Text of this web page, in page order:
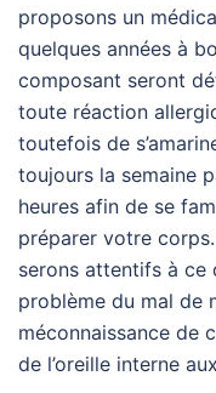
proposons un
quelques années à
composant seront
toute réaction
toutefois de
toujours la semaine
heures afin de se
préparer votre
serons attentifs à ce
problème du mal de
méconnaissance de
de l’oreille interne